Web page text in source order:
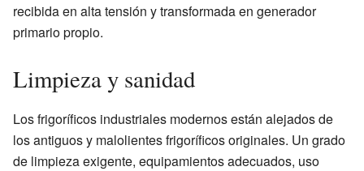
recibida en alta tensión y transformada en generador
primario propio.
Limpieza y sanidad
Los frigoríficos industriales modernos están alejados de
los antiguos y malolientes frigoríficos originales. Un grado
de limpieza exigente, equipamientos adecuados, uso